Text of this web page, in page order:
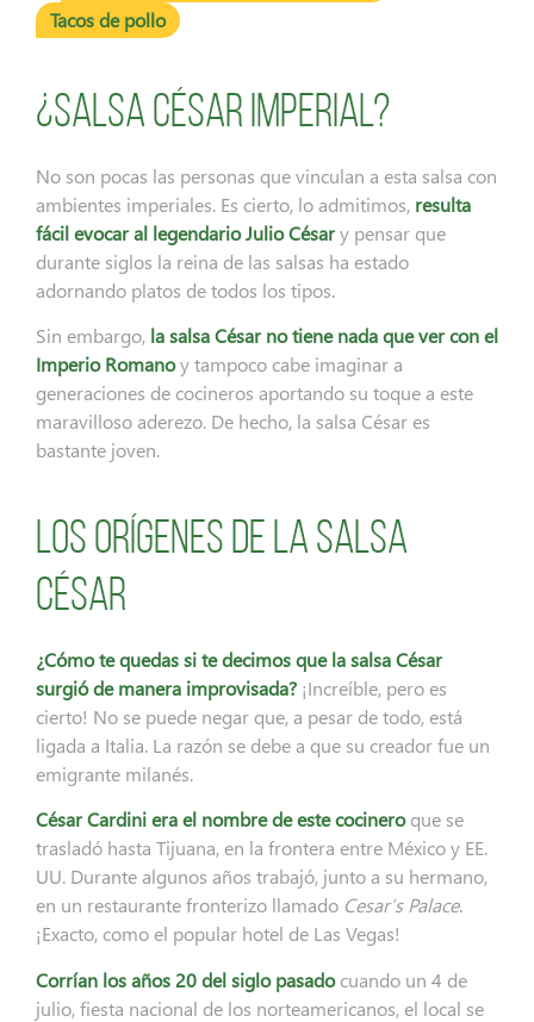
Tacos de pollo
¿Salsa César Imperial?
No son pocas las personas que vinculan a esta salsa con
ambientes imperiales. Es cierto, lo admitimos, resulta
fácil evocar al legendario Julio Césary pensar que
durante siglos la reina de las salsas ha estado
adornando platos de todos los tipos.
Sin embargo, la salsa César no tiene nada que ver con el
Imperio Romanoy tampoco cabe imaginar a
generaciones de cocineros aportando su toque a este
maravilloso aderezo. De hecho, la salsa César es
bastante joven.
Los orígenes de la salsa
César
¿Cómo te quedas si te decimos que la salsa César
surgió de manera improvisada? ¡Increíble, pero es
cierto! No se puede negar que, a pesar de todo, está
ligada a Italia. La razón se debe a que su creador fue un
emigrante milanés.
César Cardini era el nombre de este cocineroque se
trasladó hasta Tijuana, en la frontera entre México y EE.
UU. Durante algunos años trabajó, junto a su hermano,
en un restaurante fronterizo llamado Cesar’s Palace.
¡Exacto, como el popular hotel de Las Vegas!
Corrían los años 20 del siglo pasadocuando un 4 de
julio, fiesta nacional de los norteamericanos, el local se